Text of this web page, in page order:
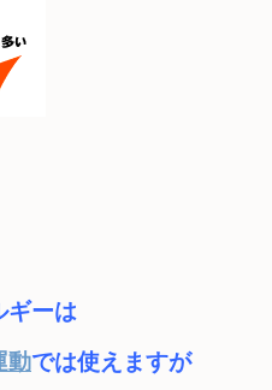
ギーは
動では使えますが